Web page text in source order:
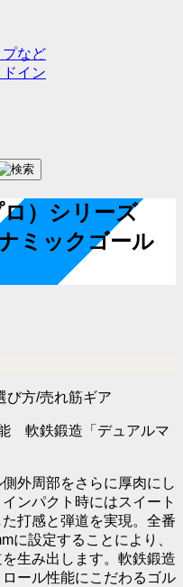
など
イン
）シリーズ
ミックゴール
軟鉄鍛造「デュアルマ
外周部をさらに厚肉にし
ンパクト時にはスイート
打感と弾道を実現。全番
に設定することにより、
生み出します。軟鉄鍛造
ール性能にこだわるゴル